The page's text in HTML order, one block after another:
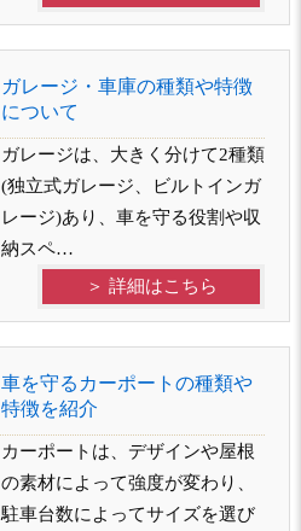
ガレージ・車庫の種類や特徴
について
ガレージは、大きく分けて2種類
(独立式ガレージ、ビルトインガ
レージ)あり、車を守る役割や収
納スペ…
＞ 詳細はこちら
車を守るカーポートの種類や
特徴を紹介
カーポートは、デザインや屋根
の素材によって強度が変わり、
駐車台数によってサイズを選び